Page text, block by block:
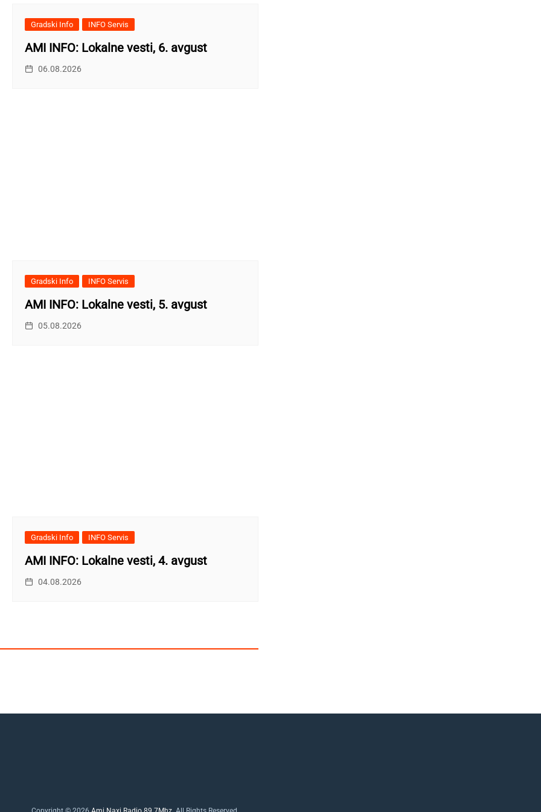
Gradski Info INFO Servis
AMI INFO: Lokalne vesti, 6. avgust
06.08.2026
Gradski Info INFO Servis
AMI INFO: Lokalne vesti, 5. avgust
05.08.2026
Gradski Info INFO Servis
AMI INFO: Lokalne vesti, 4. avgust
04.08.2026